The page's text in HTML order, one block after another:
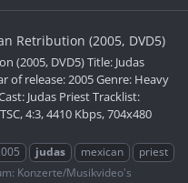
Retribution (2005, DVD5)
(2005, DVD5) Title: Judas
of release: 2005 Genre: Heavy
Judas Priest Tracklist:
4:3, 4410 Kbps, 704x480
judas mexican
priest
Konzerte/Musikvideo's